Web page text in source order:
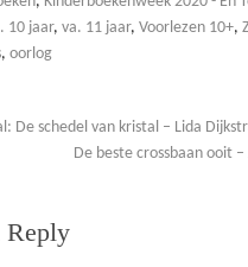
10 jaar, va. 11 jaar, Voorlezen 10+,
, oorlog
De schedel van kristal – Lida
De beste crossbaan ooit
Reply